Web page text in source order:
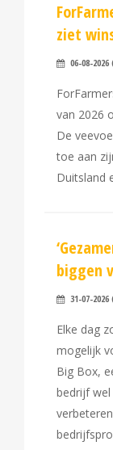
ziet
06-08-2026
van 2026
De
toe aan
Duitsland
biggen
31-07-2026
Elke dag
mogelijk
Big Box,
bedrijf